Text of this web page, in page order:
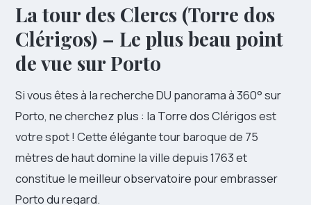
La tour des Clercs (Torre dos
Clérigos) – Le plus beau point
de vue sur Porto
Si vous êtes à la recherche DU panorama à 360° sur
Porto, ne cherchez plus : la Torre dos Clérigos est
votre spot ! Cette élégante tour baroque de 75
mètres de haut domine la ville depuis 1763 et
constitue le meilleur observatoire pour embrasser
Porto du regard.